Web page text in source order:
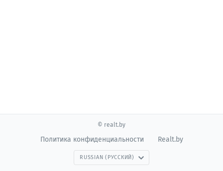
© realt.by
Политика конфиденциальности Realt.by
RUSSIAN (РУССКИЙ)